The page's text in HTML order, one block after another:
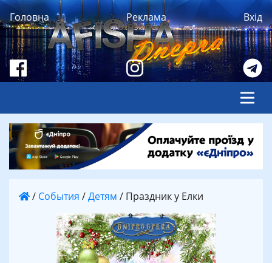
Головна Реклама Вхід
/ События /Детям / Праздник у Елки